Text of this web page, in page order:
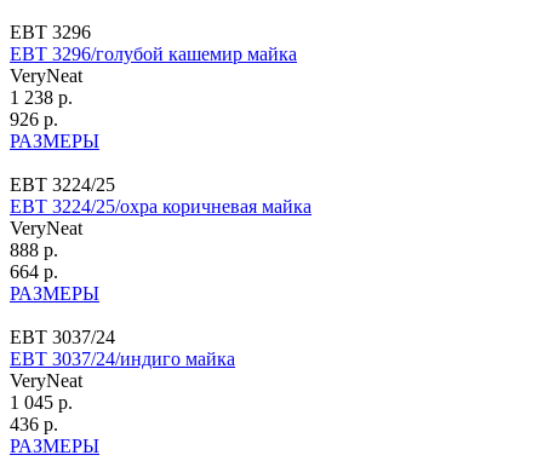
ЕВТ 3296
ЕВТ 3296/голубой кашемир майка
VeryNeat
1 238 р.
926 р.
РАЗМЕРЫ
ЕВТ 3224/25
ЕВТ 3224/25/охра коричневая майка
VeryNeat
888 р.
664 р.
РАЗМЕРЫ
ЕВТ 3037/24
ЕВТ 3037/24/индиго майка
VeryNeat
1 045 р.
436 р.
РАЗМЕРЫ